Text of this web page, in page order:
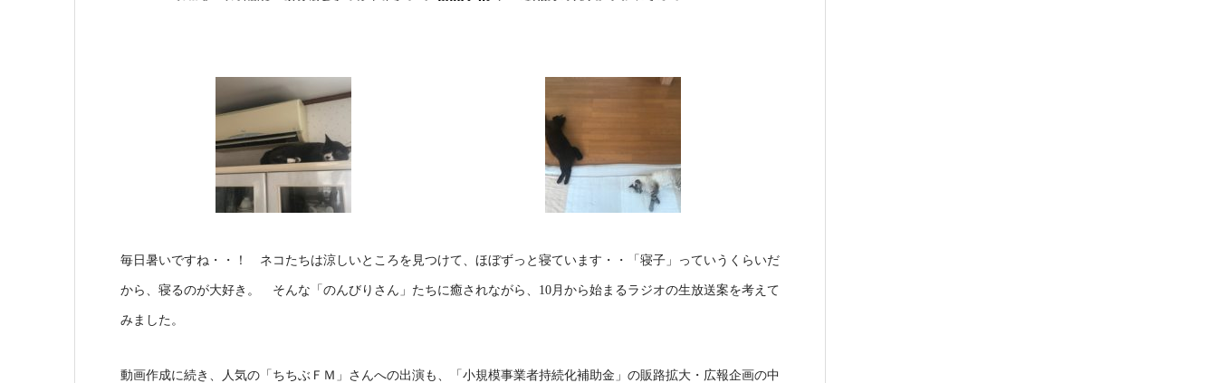
毎日暑いですね・・！ ネコたちは涼しいところを見つけて、ほぼずっと寝ています・・「寝子」っていうくらいだ
から、寝るのが大好き。 そんな「のんびりさん」たちに癒されながら、10月から始まるラジオの生放送案を考えて
みました。
動画作成に続き、人気の「ちちぶＦＭ」さんへの出演も、「小規模事業者持続化補助金」の販路拡大・広報企画の中